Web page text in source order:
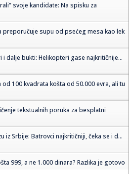
svoje kandidate: Na spisku za
preporučuje supu od psećeg mesa kao lek
i dalje bukti: Helikopteri gase najkritičnije...
od 100 kvadrata košta od 50.000 evra, ali tu
tekstualnih poruka za besplatni
iz Srbije: Batrovci najkritičniji, čeka se i d...
999, a ne 1.000 dinara? Razlika je gotovo